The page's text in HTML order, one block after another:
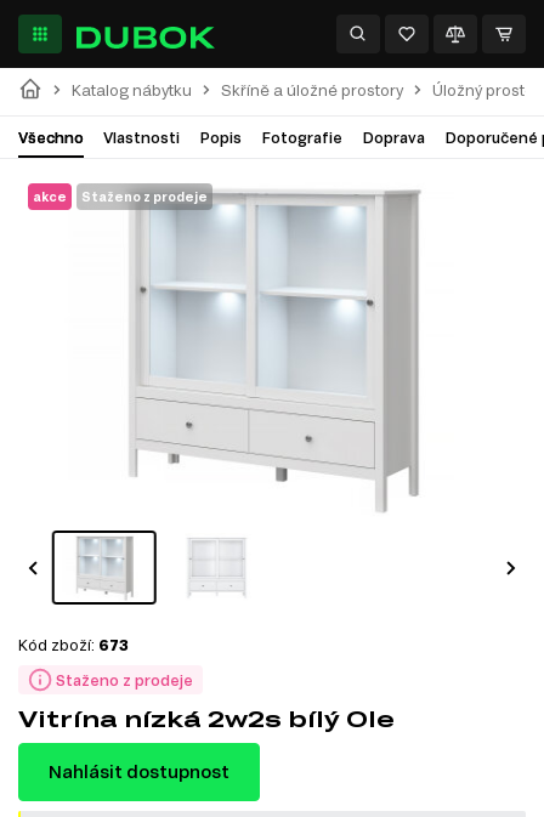
Katalog nábytku Skříně a úložné prostory Úložný prostor
Všechno Vlastnosti Popis Fotografie Doprava Doporučené
akce Staženo z prodeje
Staženo z prodeje
Kód zboží: 673
Vitrína nízká 2w2s bílý Ole
Nahlásit dostupnost